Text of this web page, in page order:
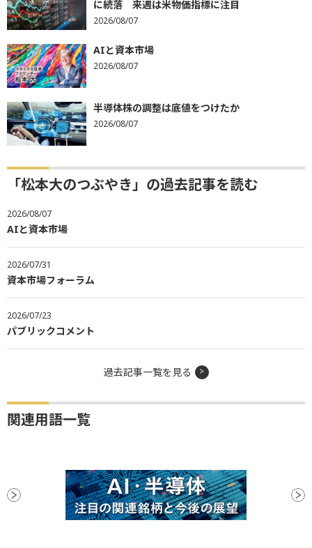
に続落 来週は米物価指標に注目
2026/08/07
AIと資本市場
2026/08/07
半導体株の調整は底値をつけたか
2026/08/07
「松本大のつぶやき」の過去記事を読む
2026/08/07
AIと資本市場
2026/07/31
資本市場フォーラム
2026/07/23
パブリックコメント
過去記事一覧を見る
関連用語一覧